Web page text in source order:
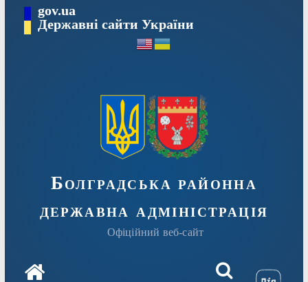
Перейтиgov.ua
Державні сайти України
Болградська районна
державна адміністрація
Офіційний веб-сайт